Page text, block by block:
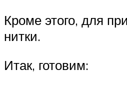
Кроме этого, для
нитки.
Итак, готовим: